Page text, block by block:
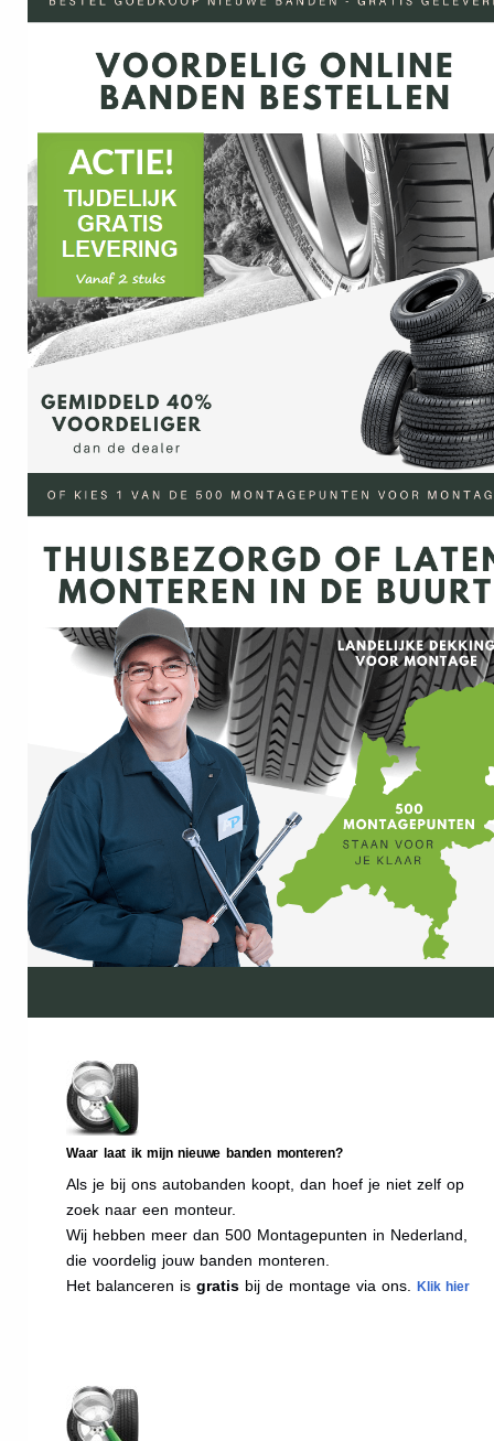
Waar laat ik mijn nieuwe banden monteren?
Als je bij ons autobanden koopt, dan hoef je niet zelf op
zoek naar een monteur.
Wij hebben meer dan 500 Montagepunten in Nederland,
die voordelig jouw banden monteren.
Het balanceren is gratis bij de montage via ons. Klik hier